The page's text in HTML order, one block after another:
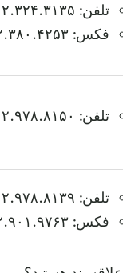
تلفن: ۵۱۲.۳۲۴.۳۱۳۵
فکس: ۵۱۲.۳۸۰.۴۲۵۳
تلفن: ۵۱۲.۹۷۸.۸۱۵۰
تلفن: ۵۱۲.۹۷۸.۸۱۳۹
فکس: ۵۱۲.۹۰۱.۹۷۶۳